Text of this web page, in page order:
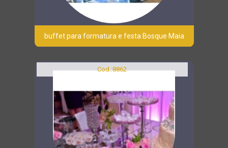
buffet para formatura e festa Bosque Maia
Cod.:8862